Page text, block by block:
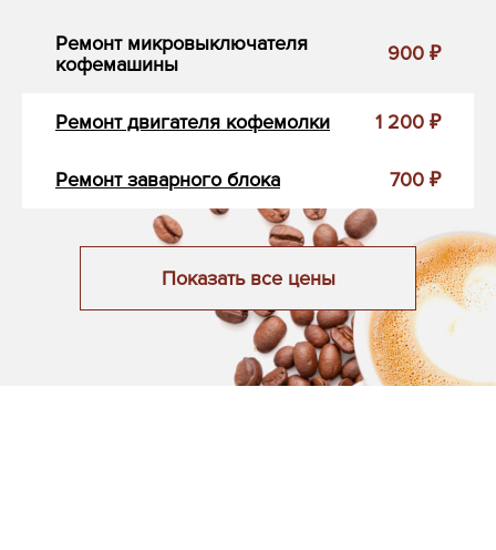
Ремонт микровыключателя
кофемашины
900 ₽
Ремонт двигателя кофемолки 1 200 ₽
Ремонт заварного блока 700 ₽
Показать все цены